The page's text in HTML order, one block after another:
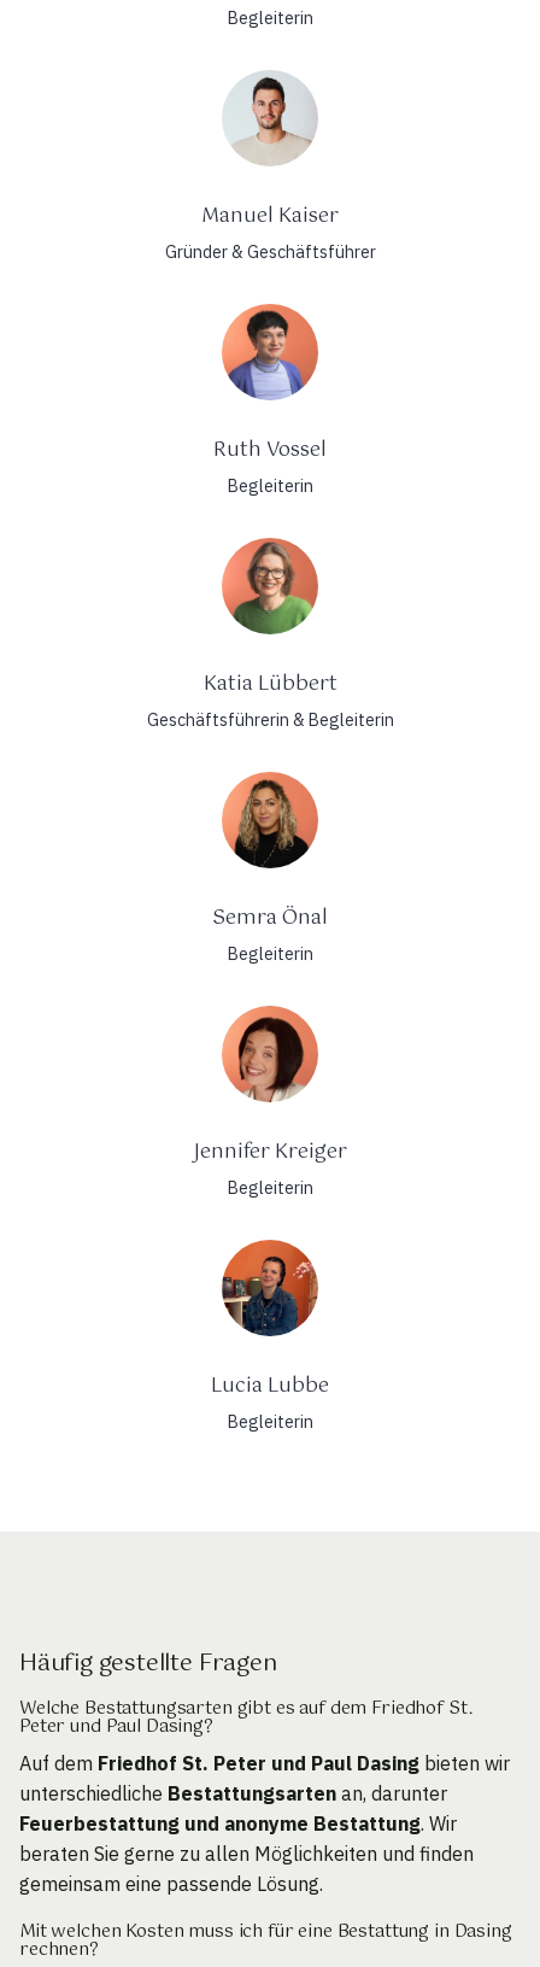
Begleiterin
Manuel Kaiser
Gründer & Geschäftsführer
Ruth Vossel
Begleiterin
Katia Lübbert
Geschäftsführerin & Begleiterin
Semra Önal
Begleiterin
Jennifer Kreiger
Begleiterin
Lucia Lubbe
Begleiterin
Häufig gestellte Fragen
Welche Bestattungsarten gibt es auf dem Friedhof St.
Peter und Paul Dasing?
Auf dem Friedhof St. Peter und Paul Dasing bieten wir
unterschiedliche Bestattungsarten an, darunter
Feuerbestattung und anonyme Bestattung. Wir
beraten Sie gerne zu allen Möglichkeiten und finden
gemeinsam eine passende Lösung.
Mit welchen Kosten muss ich für eine Bestattung in Dasing
rechnen?